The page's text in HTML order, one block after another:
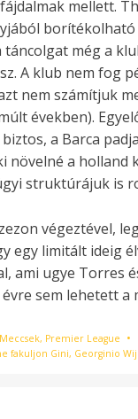
mellett.
borítékolható
még a
A klub nem fog
nem számítjuk
években).
a Barca
növelné a holland
struktúrájuk is
végeztével,
egy limitált ideig
ami ugye Torres
sem lehetett a
Meccsek, Premier League
fakuljon Gini, Georginio